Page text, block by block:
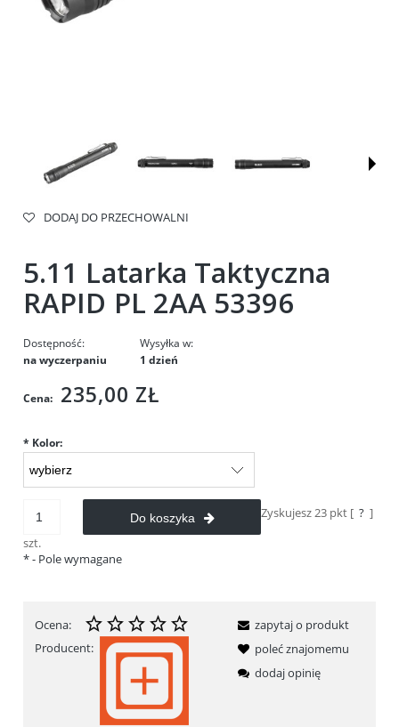
DODAJ DO PRZECHOWALNI
5.11 Latarka Taktyczna
RAPID PL 2AA 53396
Dostępność:
na wyczerpaniu
Wysyłka w:
1 dzień
Cena: 235,00 ZŁ
* Kolor:
szt.
Do koszyka Zyskujesz23 pkt [ ? ]
*- Pole wymagane
Ocena:
Producent:
zapytaj o produkt
poleć znajomemu
dodaj opinię